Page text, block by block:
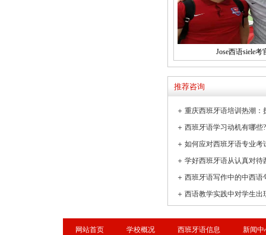
Jose西语siele考
推荐咨询
＋
＋
＋ 如何应对西班牙语专业考
＋ 学好西班牙语从认真对待
＋ 西班牙语写作中的中西语
＋
网站首页 学校概况 西班牙语信息 新闻中